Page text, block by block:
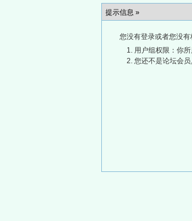
提示信息 »
您没有登录或者您没
用户组权限：你
您还不是论坛会